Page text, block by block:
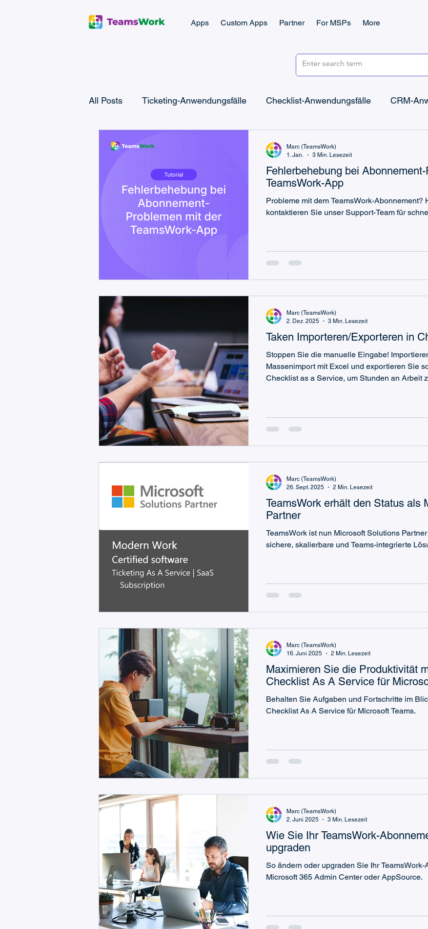
Apps Custom Apps Partner For MSPs More
All Posts Ticketing-Anwendungsfälle Checklist-Anwendungsfälle CRM-
Microsoft Teams Checklist
Microsoft Power Platform Microsoft Teams Billing Microsoft Teams CRM
CRM- & Vertriebswissen Ticketing-Wissen Checklist-Wissen
Fehlerbehebung bei
TeamsWork-App
Probleme mit dem TeamsWork-
kontaktieren Sie unser Support-Team für
Marc (TeamsWork)
1. Jan.
3 Min. Lesezeit
Taken Importeren/Exporteren in
Stoppen Sie die manuelle Eingabe!
Massenimport mit Excel und exportieren Sie
Checklist as a Service, um Stunden an Arbeit
Marc (TeamsWork)
2. Dez. 2025
3 Min. Lesezeit
TeamsWork erhält den Status als
Partner
TeamsWork ist nun Microsoft Solutions
sichere, skalierbare und Teams-integrierte
Marc (TeamsWork)
26. Sept. 2025
2 Min. Lesezeit
Maximieren Sie die Produktivität
Checklist As A Service für
Behalten Sie Aufgaben und Fortschritte im
Checklist As A Service für Microsoft Teams.
Marc (TeamsWork)
16. Juni 2025
2 Min. Lesezeit
Wie Sie Ihr TeamsWork-
upgraden
So ändern oder upgraden Sie Ihr
Microsoft 365 Admin Center oder AppSource.
Marc (TeamsWork)
2. Juni 2025
3 Min. Lesezeit